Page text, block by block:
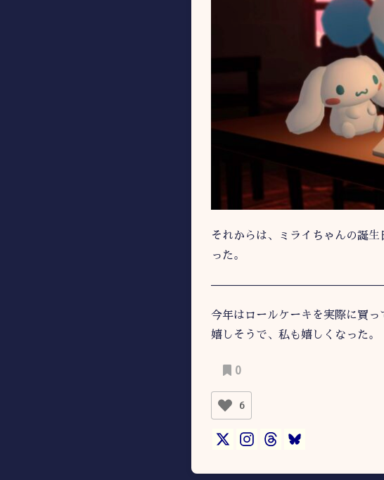
それからは、ミライちゃんの誕
った。
今年はロールケーキを実際に買
嬉しそうで、私も嬉しくなった。
0
6